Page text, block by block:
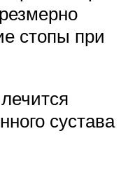
стопы при
сустава